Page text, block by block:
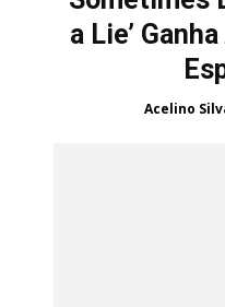
a Lie’
Acelino